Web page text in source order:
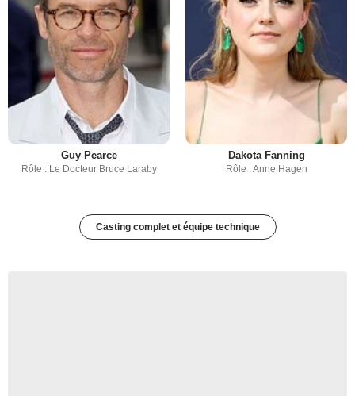
Guy Pearce
Rôle : Le Docteur Bruce Laraby
Dakota Fanning
Rôle : Anne Hagen
Casting complet et équipe technique